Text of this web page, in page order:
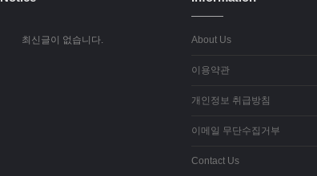
최신글이 없습니다. About Us
이용약관
개인정보 취급방침
이메일 무단수집거부
Contact Us